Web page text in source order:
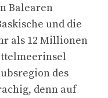
Balearen
und die
als 12 Millionen
des
denn auf